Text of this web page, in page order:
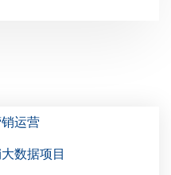
运营
数据项目